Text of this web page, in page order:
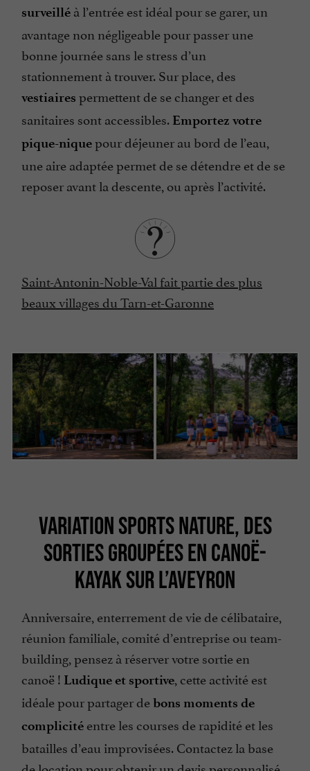
surveillé à l’entrée est idéal pour se garer, un
avantage non négligeable pour passer une
bonne journée sans le stress d’un
stationnement à trouver. Sur place, des
vestiaires permettent de se changer et des
sanitaires sont accessibles. Emportez votre
pique-niquepour déjeuner au bord de l’eau,
une aire adaptée permet de se détendre et de se
reposer avant la descente, ou après l’activité.
Saint-Antonin-Noble-Val fait partie des plus
beaux villages du Tarn-et-Garonne
VARIATION SPORTS NATURE, DES
SORTIES GROUPÉES EN CANOË-
KAYAK SUR L’AVEYRON
Anniversaire, enterrement de vie de célibataire,
réunion familiale, comité d’entreprise ou team-
building, pensez à réserver votre sortie en
canoë ! Ludique et sportive , cette activité est
idéale pour partager debons moments de
complicité entre les courses de rapidité et les
batailles d’eau improvisées. Contactez la base